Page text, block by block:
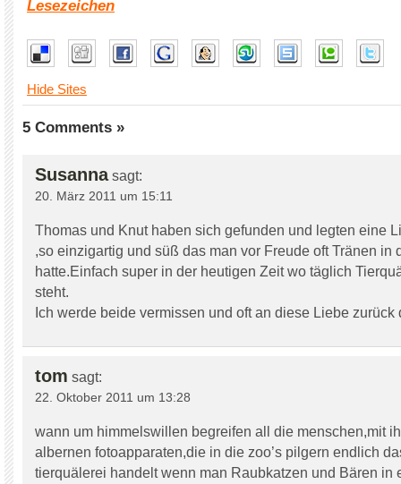
Lesezeichen
Hide Sites
5 Comments »
Susanna sagt:
20. März 2011 um 15:11
Thomas und Knut haben sich gefunden und legten eine
,so einzigartig und süß das man vor Freude oft Tränen in
hatte.Einfach super in der heutigen Zeit wo täglich
steht.
Ich werde beide vermissen und oft an diese Liebe zurück
tom sagt:
22. Oktober 2011 um 13:28
wann um himmelswillen begreifen all die menschen,mit
albernen fotoapparaten,die in die zoo’s pilgern endlich
tierquälerei handelt wenn man Raubkatzen und Bären in